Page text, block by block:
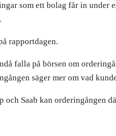
som ett bolag får in
rapportdagen.
falla på börsen om
säger mer om vad
och Saab kan orderingången